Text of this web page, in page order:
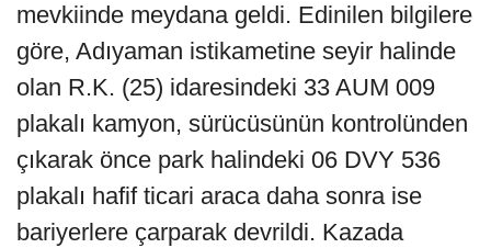
mevkiinde meydana geldi. Edinilen bilgilere
göre, Adıyaman istikametine seyir halinde
olan R.K. (25) idaresindeki 33 AUM 009
plakalı kamyon, sürücüsünün kontrolünden
çıkarak önce park halindeki 06 DVY 536
plakalı hafif ticari araca daha sonra ise
bariyerlere çarparak devrildi. Kazada